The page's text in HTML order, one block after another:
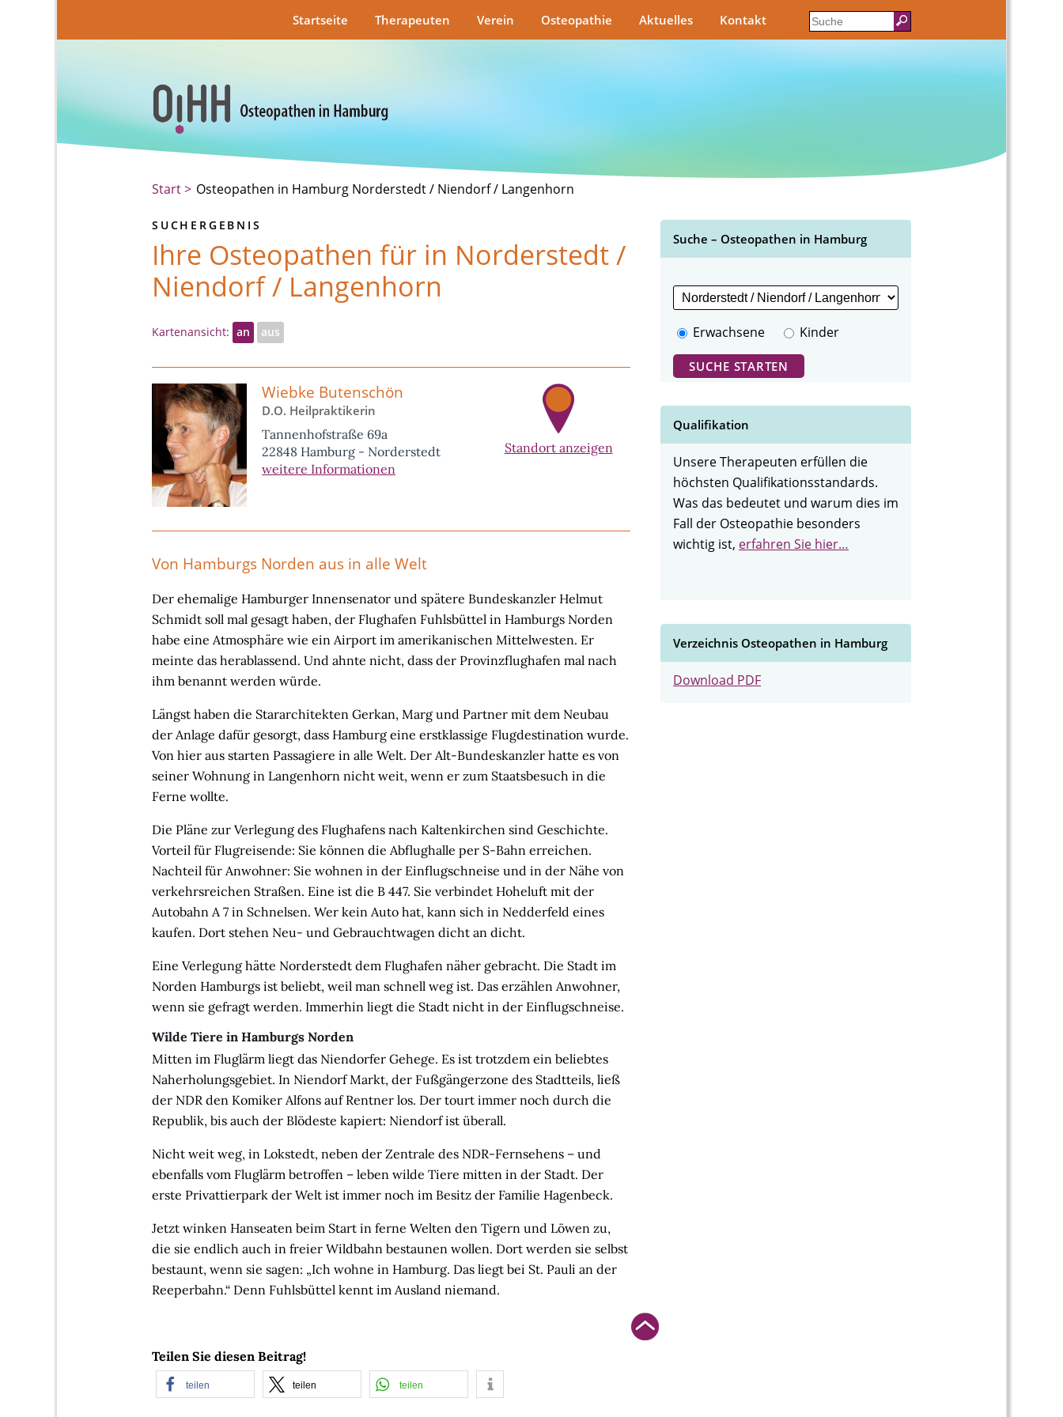
Startseite Therapeuten Verein Osteopathie Aktuelles Kontakt
Start Osteopathen in Hamburg Norderstedt / Niendorf / Langenhorn
SUCHERGEBNIS
Ihre Osteopathen für in Norderstedt /
Niendorf / Langenhorn
Kartenansicht: an aus
Wiebke Butenschön
D.O. Heilpraktikerin
Tannenhofstraße 69a
22848 Hamburg - Norderstedt
weitere Informationen
Standort anzeigen
Von Hamburgs Norden aus in alle Welt
Der ehemalige Hamburger Innensenator und spätere Bundeskanzler Helmut
Schmidt soll mal gesagt haben, der Flughafen Fuhlsbüttel in Hamburgs Norden
habe eine Atmosphäre wie ein Airport im amerikanischen Mittelwesten. Er
meinte das herablassend. Und ahnte nicht, dass der Provinzflughafen mal nach
ihm benannt werden würde.
Längst haben die Stararchitekten Gerkan, Marg und Partner mit dem Neubau
der Anlage dafür gesorgt, dass Hamburg eine erstklassige Flugdestination wurde.
Von hier aus starten Passagiere in alle Welt. Der Alt-Bundeskanzler hatte es von
seiner Wohnung in Langenhorn nicht weit, wenn er zum Staatsbesuch in die
Ferne wollte.
Die Pläne zur Verlegung des Flughafens nach Kaltenkirchen sind Geschichte.
Vorteil für Flugreisende: Sie können die Abflughalle per S-Bahn erreichen.
Nachteil für Anwohner: Sie wohnen in der Einflugschneise und in der Nähe von
verkehrsreichen Straßen. Eine ist die B 447. Sie verbindet Hoheluft mit der
Autobahn A 7 in Schnelsen. Wer kein Auto hat, kann sich in Nedderfeld eines
kaufen. Dort stehen Neu- und Gebrauchtwagen dicht an dicht.
Eine Verlegung hätte Norderstedt dem Flughafen näher gebracht. Die Stadt im
Norden Hamburgs ist beliebt, weil man schnell weg ist. Das erzählen Anwohner,
wenn sie gefragt werden. Immerhin liegt die Stadt nicht in der Einflugschneise.
Wilde Tiere in Hamburgs Norden
Mitten im Fluglärm liegt das Niendorfer Gehege. Es ist trotzdem ein beliebtes
Naherholungsgebiet. In Niendorf Markt, der Fußgängerzone des Stadtteils, ließ
der NDR den Komiker Alfons auf Rentner los. Der tourt immer noch durch die
Republik, bis auch der Blödeste kapiert: Niendorf ist überall.
Nicht weit weg, in Lokstedt, neben der Zentrale des NDR-Fernsehens – und
ebenfalls vom Fluglärm betroffen – leben wilde Tiere mitten in der Stadt. Der
erste Privattierpark der Welt ist immer noch im Besitz der Familie Hagenbeck.
Jetzt winken Hanseaten beim Start in ferne Welten den Tigern und Löwen zu,
die sie endlich auch in freier Wildbahn bestaunen wollen. Dort werden sie selbst
bestaunt, wenn sie sagen: „Ich wohne in Hamburg. Das liegt bei St. Pauli an der
Reeperbahn.“ Denn Fuhlsbüttel kennt im Ausland niemand.
Suche – Osteopathen in Hamburg
Erwachsene Kinder
Qualifikation
Unsere Therapeuten erfüllen die
höchsten Qualifikationsstandards.
Was das bedeutet und warum dies im
Fall der Osteopathie besonders
wichtig ist, erfahren Sie hier…
Verzeichnis Osteopathen in Hamburg
Download PDF
Teilen Sie diesen Beitrag!
teilen teilen teilen